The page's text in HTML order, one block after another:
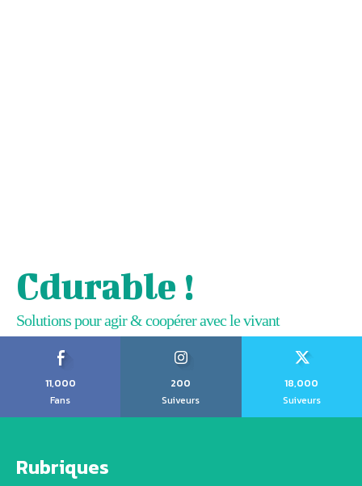
Cdurable !
Solutions pour agir & coopérer avec le vivant
11,000
Fans
200
Suiveurs
18,000
Suiveurs
Rubriques